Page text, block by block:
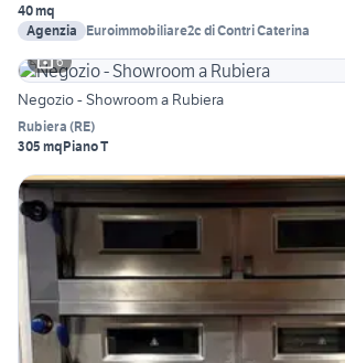
40 mq
Agenzia
Euroimmobiliare2c di Contri Caterina
6
Negozio - Showroom a Rubiera
Rubiera (RE)
305 mqPiano T